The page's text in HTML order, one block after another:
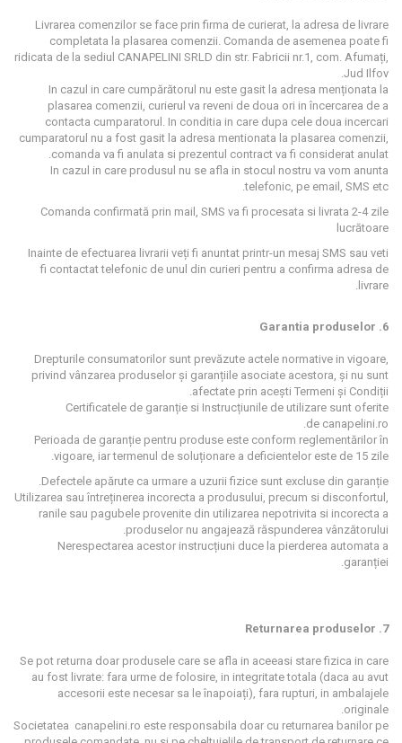
Livrarea comenzilor se face prin firma de curierat, la adresa de livrare
completata la plasarea comenzii. Comanda de asemenea poate fi
ridicata de la sediul CANAPELINI SRLD din str. Fabricii nr.1, com. Afumați,
Jud Ilfov.
In cazul in care cumpărătorul nu este gasit la adresa menționata la
plasarea comenzii, curierul va reveni de doua ori in încercarea de a
contacta cumparatorul. In conditia in care dupa cele doua incercari
cumparatorul nu a fost gasit la adresa mentionata la plasarea comenzii,
comanda va fi anulata si prezentul contract va fi considerat anulat.
In cazul in care produsul nu se afla in stocul nostru va vom anunta
telefonic, pe email, SMS etc.
Comanda confirmată prin mail, SMS va fi procesata si livrata 2-4 zile
lucrătoare
Inainte de efectuarea livrarii veți fi anuntat printr-un mesaj SMS sau veti
fi contactat telefonic de unul din curieri pentru a confirma adresa de
livrare.
6. Garantia produselor
Drepturile consumatorilor sunt prevăzute actele normative in vigoare,
privind vânzarea produselor și garanțiile asociate acestora, și nu sunt
afectate prin acești Termeni și Condiții.
Certificatele de garanție si Instrucțiunile de utilizare sunt oferite
de canapelini.ro.
Perioada de garanție pentru produse este conform reglementărilor în
vigoare, iar termenul de soluționare a deficientelor este de 15 zile.
Defectele apărute ca urmare a uzurii fizice sunt excluse din garanție.
Utilizarea sau întreținerea incorecta a produsului, precum si disconfortul,
ranile sau pagubele provenite din utilizarea nepotrivita si incorecta a
produselor nu angajează răspunderea vânzătorului.
Nerespectarea acestor instrucțiuni duce la pierderea automata a
garanției.
7. Returnarea produselor
Se pot returna doar produsele care se afla in aceeasi stare fizica in care
au fost livrate: fara urme de folosire, in integritate totala (daca au avut
accesorii este necesar sa le înapoiați), fara rupturi, in ambalajele
originale.
Societatea canapelini.ro este responsabila doar cu returnarea banilor pe